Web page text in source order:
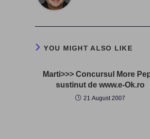
YOU MIGHT ALSO LIKE
Marti>>> Concursul More
sustinut de www.e-Ok.ro
21 August 2007